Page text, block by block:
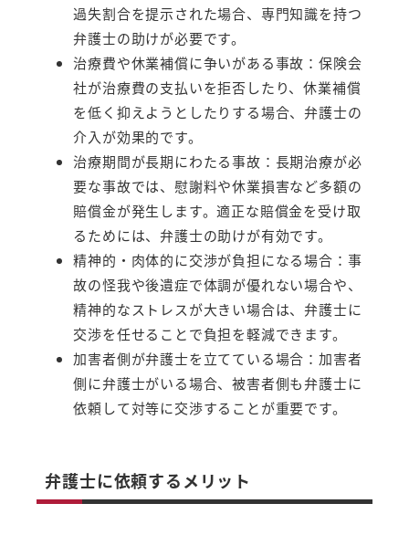
過失割合を提示された場合、専門知識を持つ
弁護士の助けが必要です。
治療費や休業補償に争いがある事故：保険会
社が治療費の支払いを拒否したり、休業補償
を低く抑えようとしたりする場合、弁護士の
介入が効果的です。
治療期間が長期にわたる事故：長期治療が必
要な事故では、慰謝料や休業損害など多額の
賠償金が発生します。適正な賠償金を受け取
るためには、弁護士の助けが有効です。
精神的・肉体的に交渉が負担になる場合：事
故の怪我や後遺症で体調が優れない場合や、
精神的なストレスが大きい場合は、弁護士に
交渉を任せることで負担を軽減できます。
加害者側が弁護士を立てている場合：加害者
側に弁護士がいる場合、被害者側も弁護士に
依頼して対等に交渉することが重要です。
弁護士に依頼するメリット